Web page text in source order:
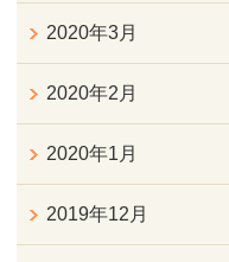
2020年3月
2020年2月
2020年1月
2019年12月